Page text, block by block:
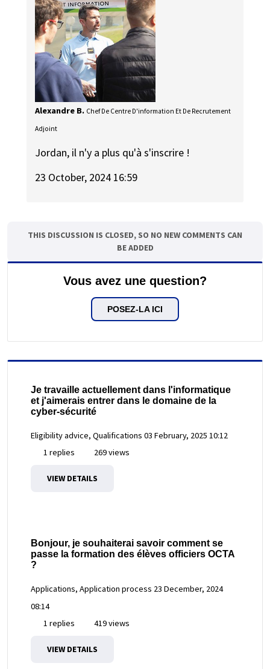
Alexandre B. Chef De Centre D'information Et De Recrutement
Adjoint
Jordan, il n'y a plus qu'à s'inscrire !
23 October, 2024 16:59
THIS DISCUSSION IS CLOSED, SO NO NEW COMMENTS CAN
BE ADDED
Vous avez une question?
POSEZ-LA ICI
Je travaille actuellement dans l'informatique
et j'aimerais entrer dans le domaine de la
cyber-sécurité
Eligibility advice, Qualifications 03 February, 2025 10:12
1 replies
269 views
VIEW DETAILS
Bonjour, je souhaiterai savoir comment se
passe la formation des élèves officiers OCTA
?
Applications, Application process 23 December, 2024
08:14
1 replies
419 views
VIEW DETAILS